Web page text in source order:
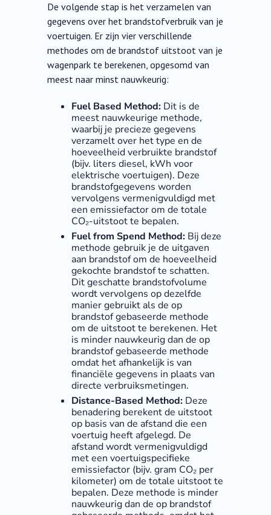
De volgende stap is het verzamelen van
gegevens over het brandstofverbruik van je
voertuigen. Er zijn vier verschillende
methodes om de brandstof uitstoot van je
wagenpark te berekenen, opgesomd van
meest naar minst nauwkeurig:
Fuel Based Method: Dit is de
meest nauwkeurige methode,
waarbij je precieze gegevens
verzamelt over het type en de
hoeveelheid verbruikte brandstof
(bijv. liters diesel, kWh voor
elektrische voertuigen). Deze
brandstofgegevens worden
vervolgens vermenigvuldigd met
een emissiefactor om de totale
CO₂-uitstoot te bepalen.
Fuel from Spend Method: Bij deze
methode gebruik je de uitgaven
aan brandstof om de hoeveelheid
gekochte brandstof te schatten.
Dit geschatte brandstofvolume
wordt vervolgens op dezelfde
manier gebruikt als de op
brandstof gebaseerde methode
om de uitstoot te berekenen. Het
is minder nauwkeurig dan de op
brandstof gebaseerde methode
omdat het afhankelijk is van
financiële gegevens in plaats van
directe verbruiksmetingen.
Distance-Based Method: Deze
benadering berekent de uitstoot
op basis van de afstand die een
voertuig heeft afgelegd. De
afstand wordt vermenigvuldigd
met een voertuigspecifieke
emissiefactor (bijv. gram CO₂ per
kilometer) om de totale uitstoot te
bepalen. Deze methode is minder
nauwkeurig dan de op brandstof